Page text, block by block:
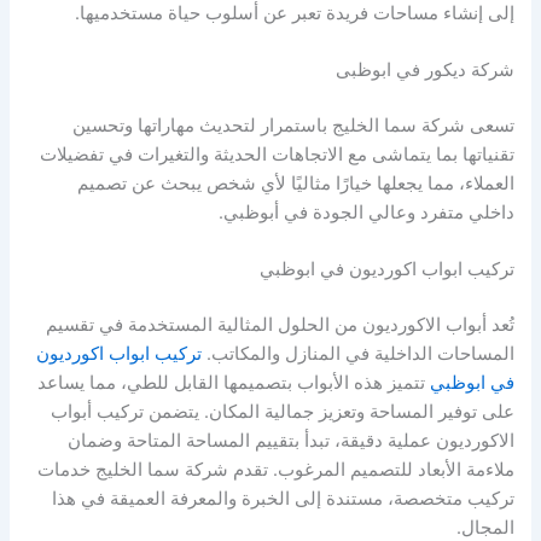
إلى إنشاء مساحات فريدة تعبر عن أسلوب حياة مستخدميها.
شركة ديكور في ابوظبى
تسعى شركة سما الخليج باستمرار لتحديث مهاراتها وتحسين
تقنياتها بما يتماشى مع الاتجاهات الحديثة والتغيرات في تفضيلات
العملاء، مما يجعلها خيارًا مثاليًا لأي شخص يبحث عن تصميم
داخلي متفرد وعالي الجودة في أبوظبي.
تركيب ابواب اكورديون في ابوظبي
تُعد أبواب الاكورديون من الحلول المثالية المستخدمة في تقسيم
المساحات الداخلية في المنازل والمكاتب.تركيب ابواب اكورديون
في ابوظبي تتميز هذه الأبواب بتصميمها القابل للطي، مما يساعد
على توفير المساحة وتعزيز جمالية المكان. يتضمن تركيب أبواب
الاكورديون عملية دقيقة، تبدأ بتقييم المساحة المتاحة وضمان
ملاءمة الأبعاد للتصميم المرغوب. تقدم شركة سما الخليج خدمات
تركيب متخصصة، مستندة إلى الخبرة والمعرفة العميقة في هذا
المجال.